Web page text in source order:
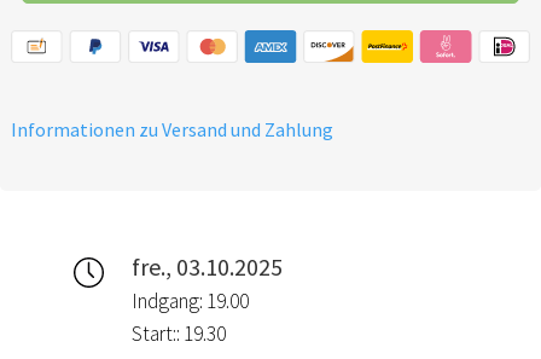
Informationen zu Versand und Zahlung
fre., 03.10.2025
Indgang: 19.00
Start:: 19.30